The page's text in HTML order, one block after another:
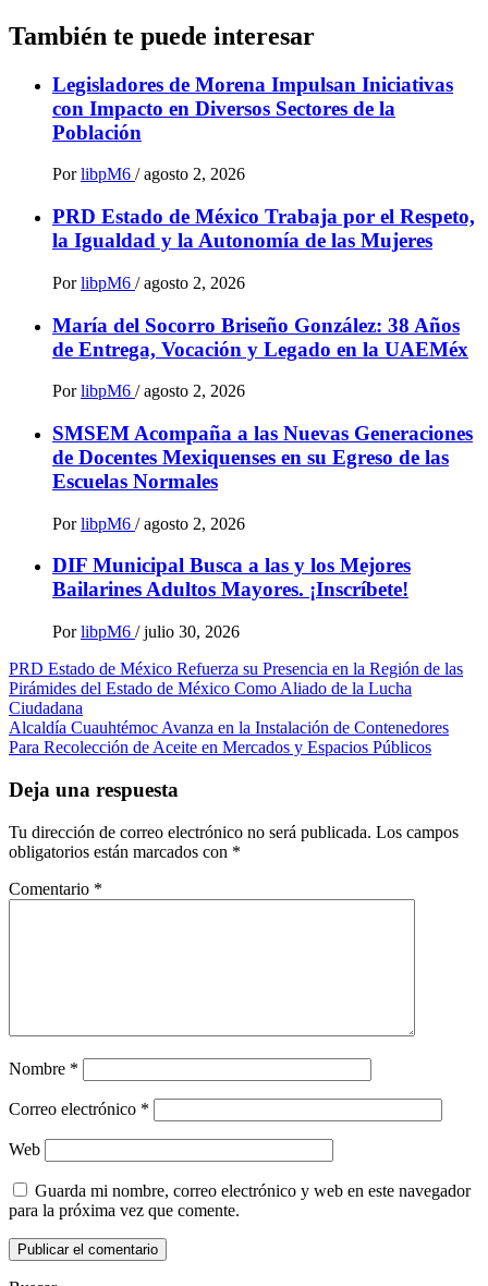
También te puede interesar
Legisladores de Morena Impulsan Iniciativas
con Impacto en Diversos Sectores de la
Población
Por libpM6 / agosto 2, 2026
PRD Estado de México Trabaja por el Respeto,
la Igualdad y la Autonomía de las Mujeres
Por libpM6 / agosto 2, 2026
María del Socorro Briseño González: 38 Años
de Entrega, Vocación y Legado en la UAEMéx
Por libpM6 / agosto 2, 2026
SMSEM Acompaña a las Nuevas Generaciones
de Docentes Mexiquenses en su Egreso de las
Escuelas Normales
Por libpM6 / agosto 2, 2026
DIF Municipal Busca a las y los Mejores
Bailarines Adultos Mayores. ¡Inscríbete!
Por libpM6 / julio 30, 2026
Navegación
de
entradas
PRD Estado de México Refuerza su Presencia en la Región de las
Pirámides del Estado de México Como Aliado de la Lucha
Ciudadana
Alcaldía Cuauhtémoc Avanza en la Instalación de Contenedores
Para Recolección de Aceite en Mercados y Espacios Públicos
Deja una respuesta
Tu dirección de correo electrónico no será publicada. Los campos
obligatorios están marcados con *
Comentario *
Nombre *
Correo electrónico *
Web
Guarda mi nombre, correo electrónico y web en este navegador
para la próxima vez que comente.